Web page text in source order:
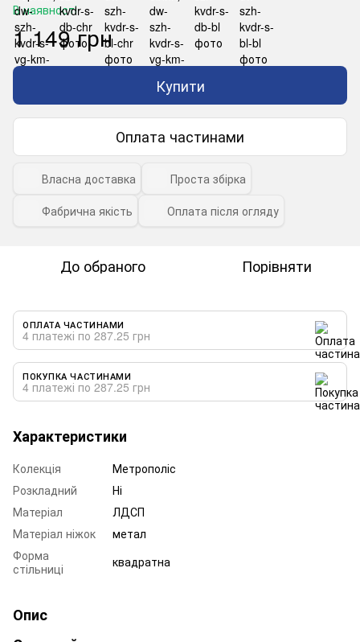
В наявності
1 149 грн
Купити
Оплата частинами
Власна доставка
Проста збірка
Фабрична якість
Оплата після огляду
До обраного Порівняти
ОПЛАТА ЧАСТИНАМИ
4 платежі по 287.25 грн
ПОКУПКА ЧАСТИНАМИ
4 платежі по 287.25 грн
Характеристики
Колекція
Метрополіс
Розкладний
Ні
Матеріал
ЛДСП
Матеріал ніжок
метал
Форма
стільниці
квадратна
Опис